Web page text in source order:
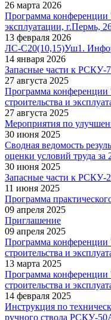
26 марта 2026
Программа конференции
эксплуатации, г.Пермь,
13 февраля 2026
ЛС-С20(10,15)Уш1.
14 января 2026
Запасные части к РСКУ-
27 августа 2025
Программа конференции
строительства и
27 августа 2025
Мероприятия по
30 июня 2025
Сводная ведомость
оценки условий труда за
30 июня 2025
Запасные части к РСКУ-
11 июня 2025
Программа
09 апреля 2025
Приглашение
09 апреля 2025
Программа конференции
строительства и
13 марта 2025
Программа конференции
строительства и
14 февраля 2025
Инструкция по
ручного ствола РСКУ-